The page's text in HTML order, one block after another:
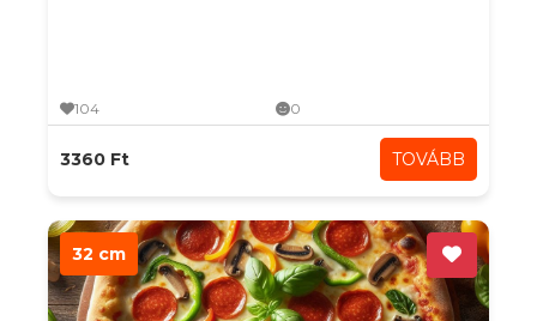
104 0
3360 Ft TOVÁBB
32 cm